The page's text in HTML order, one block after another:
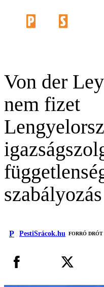
Von der
nem fizet
P PestiSrácok.hu FORRÓ DRÓT